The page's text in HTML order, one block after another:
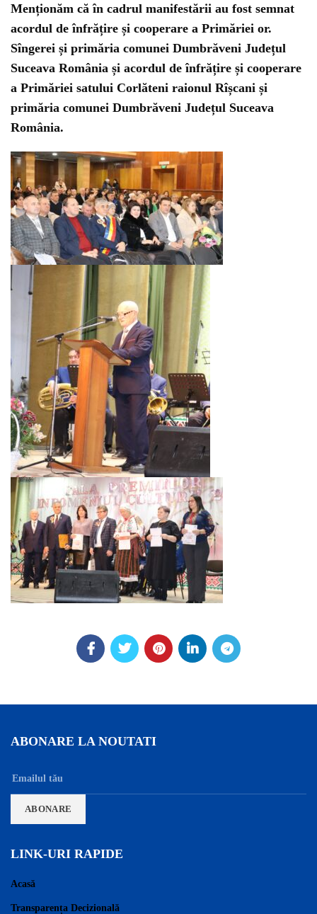
Menționăm că în cadrul manifestării au fost semnat
acordul de înfrățire și cooperare a Primăriei or.
Sîngerei și primăria comunei Dumbrăveni Județul
Suceava România și acordul de înfrățire și cooperare
a Primăriei satului Corlăteni raionul Rîșcani și
primăria comunei Dumbrăveni Județul Suceava
România.
ABONARE LA NOUTATI
LINK-URI RAPIDE
Acasă
Transparența Decizională